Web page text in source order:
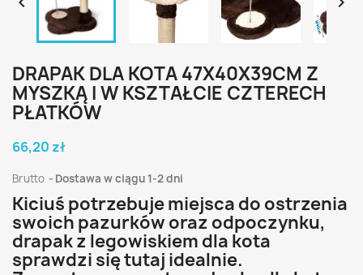
DRAPAK DLA KOTA 47X40X39CM Z
MYSZKĄ I W KSZTAŁCIE CZTERECH
PŁATKÓW
66,20 zł
Brutto Dostawa w ciągu 1-2 dni
Kiciuś potrzebuje miejsca do ostrzenia
swoich pazurków oraz odpoczynku,
drapak z legowiskiem dla kota
sprawdzi się tutaj idealnie.